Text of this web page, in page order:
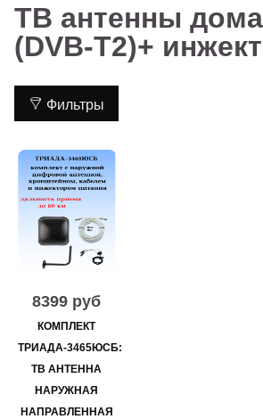
ТВ антенны
(DVB-T2)+
Фильтры
8399 руб
КОМПЛЕКТ
ТРИАДА-3465ЮСБ:
ТВ АНТЕННА
НАРУЖНАЯ
НАПРАВЛЕННАЯ